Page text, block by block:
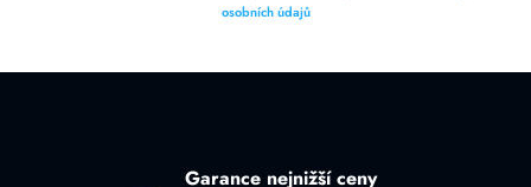
osobních údajů
Garance nejnižší ceny